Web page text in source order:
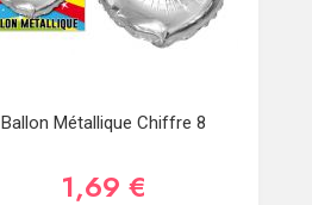
Ballon Métallique Chiffre 8
1,69 €